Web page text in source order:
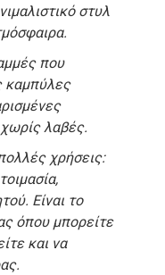
στυλ
που
καμπύλες
λαβές.
χρήσεις:
Είναι το
όπου μπορείτε
και να